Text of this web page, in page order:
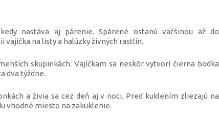
nastáva aj párenie. Spárené ostanú väčšinou až do
vajíčka na listy a halúzky živných rastlín.
skupinkách. Vajíčkam sa neskôr vytvorí čierna bodka
dva týždne.
a živia sa cez deň aj v noci. Pred kuklením zliezajú na
vhodné miesto na zakuklenie.